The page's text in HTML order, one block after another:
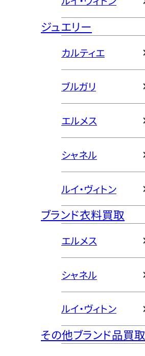
ジュエリー
カルティエ
ブルガリ
エルメス
シャネル
ルイ・ヴィトン
ブランド衣料買取
エルメス
シャネル
ルイ・ヴィトン
その他ブランド品買取